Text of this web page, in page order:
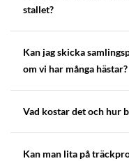
stallet?
Kan jag skicka
om vi har många hästar?
Vad kostar det och hur
Kan man lita på